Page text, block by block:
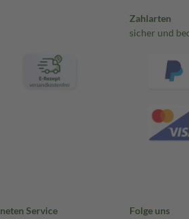
Zahlarten
sicher und
Service Folge uns